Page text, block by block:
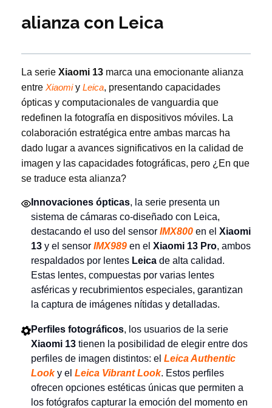
alianza con Leica
La serie Xiaomi 13 marca una emocionante alianza
entre Xiaomiy Leica, presentando capacidades
ópticas y computacionales de vanguardia que
redefinen la fotografía en dispositivos móviles. La
colaboración estratégica entre ambas marcas ha
dado lugar a avances significativos en la calidad de
imagen y las capacidades fotográficas, pero ¿En que
se traduce esta alianza?
Innovaciones ópticas, la serie presenta un
sistema de cámaras co-diseñado con Leica,
destacando el uso del sensor IMX800 en el Xiaomi
13 y el sensor IMX989 en el Xiaomi 13 Pro, ambos
respaldados por lentes Leica de alta calidad.
Estas lentes, compuestas por varias lentes
asféricas y recubrimientos especiales, garantizan
la captura de imágenes nítidas y detalladas.
Perfiles fotográficos, los usuarios de la serie
Xiaomi 13 tienen la posibilidad de elegir entre dos
perfiles de imagen distintos: el Leica Authentic
Looky el Leica Vibrant Look. Estos perfiles
ofrecen opciones estéticas únicas que permiten a
los fotógrafos capturar la emoción del momento en